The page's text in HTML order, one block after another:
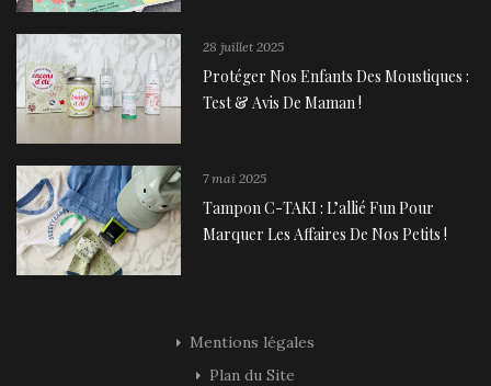
28 juillet 2025
Protéger Nos Enfants Des Moustiques :
Test & Avis De Maman !
7 mai 2025
Tampon C-TAKI : L’allié Fun Pour
Marquer Les Affaires De Nos Petits !
Mentions légales
Plan du Site